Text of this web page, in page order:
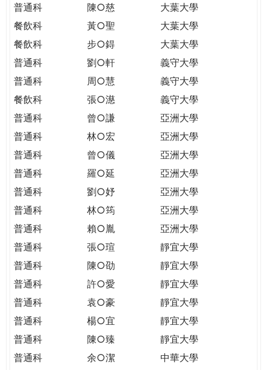
普通科
陳○慈
大葉大學
餐飲科
黃○聖
大葉大學
餐飲科
步○鍀
大葉大學
普通科
劉○軒
義守大學
普通科
周○慧
義守大學
餐飲科
張○濨
義守大學
普通科
曾○謙
亞洲大學
普通科
林○宏
亞洲大學
普通科
曾○儀
亞洲大學
普通科
羅○延
亞洲大學
普通科
劉○妤
亞洲大學
普通科
林○筠
亞洲大學
普通科
賴○胤
亞洲大學
普通科
張○瑄
靜宜大學
普通科
陳○劭
靜宜大學
普通科
許○愛
靜宜大學
普通科
袁○豪
靜宜大學
普通科
楊○宜
靜宜大學
普通科
陳○臻
靜宜大學
普通科
余○潔
中華大學